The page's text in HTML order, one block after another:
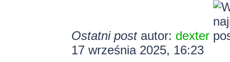
Ostatni postautor: dexter
17 września 2025, 16:23